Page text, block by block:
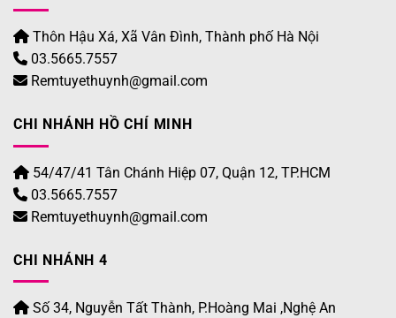
Thôn Hậu Xá, Xã Vân Đình, Thành phố Hà Nội
03.5665.7557
Remtuyethuynh@gmail.com
CHI NHÁNH HỒ CHÍ MINH
54/47/41 Tân Chánh Hiệp 07, Quận 12, TP.HCM
03.5665.7557
Remtuyethuynh@gmail.com
CHI NHÁNH 4
Số 34, Nguyễn Tất Thành, P.Hoàng Mai ,Nghệ An